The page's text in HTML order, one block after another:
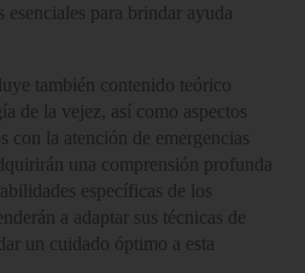
esenciales para brindar ayuda
también contenido teórico
de la vejez, así como aspectos
con la atención de emergencias
una comprensión profunda
específicas de los
a adaptar sus técnicas de
un cuidado óptimo a esta